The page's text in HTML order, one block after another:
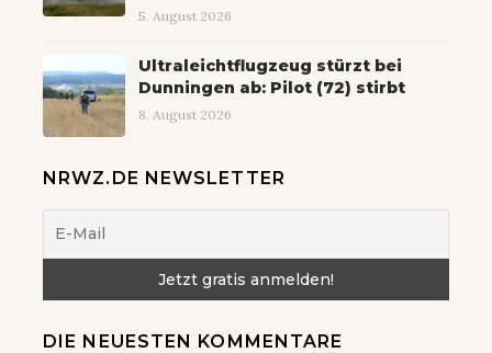
5. August 2026
Ultraleichtflugzeug stürzt bei
Dunningen ab: Pilot (72) stirbt
8. August 2026
NRWZ.DE NEWSLETTER
DIE NEUESTEN KOMMENTARE